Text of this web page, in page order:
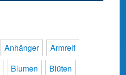
Anhänger
Armreif
Blumen
Blüten